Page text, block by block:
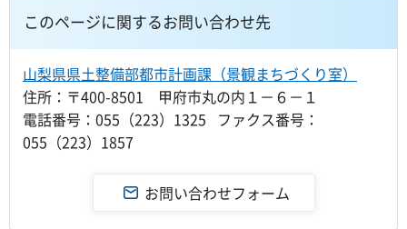
このページに関するお問い合わせ先
山梨県県土整備部都市計画課（景観まちづくり室）
住所：〒400-8501 甲府市丸の内１－６－１
電話番号：055（223）1325 ファクス番号：
055（223）1857